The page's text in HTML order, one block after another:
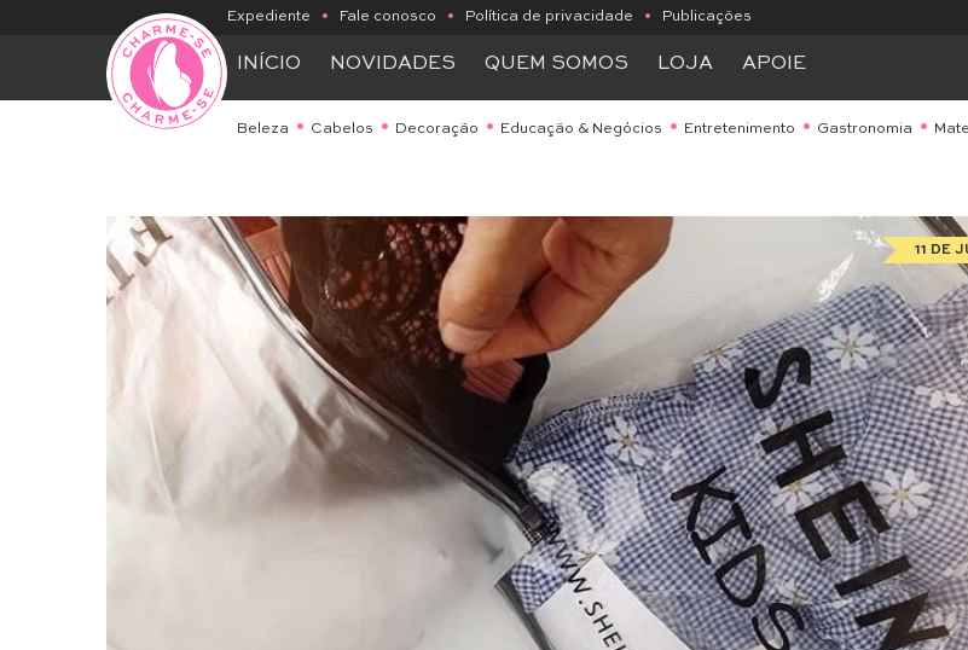
Expediente • Fale conosco • Política de privacidade • Publicações
INÍCIO NOVIDADES QUEM SOMOS LOJA APOIE
Beleza Cabelos Decoração Educação & Negócios Entretenimento Gastronomia
11 DE